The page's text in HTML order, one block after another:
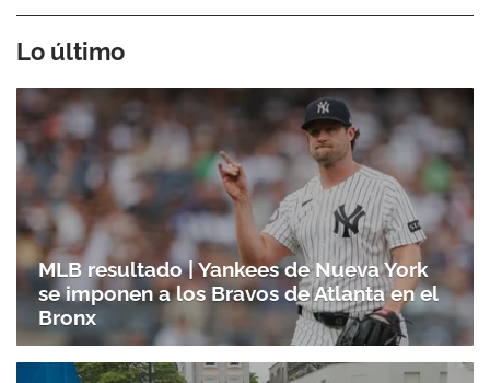
Lo último
MLB resultado | Yankees de Nueva York
se imponen a los Bravos de Atlanta en el
Bronx